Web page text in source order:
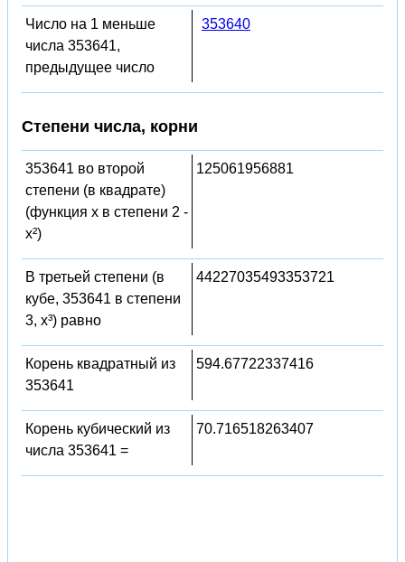
Число на 1 меньше
числа 353641,
предыдущее число
353640
Степени числа, корни
353641 во второй
степени (в квадрате)
(функция x в степени 2 -
x²)
125061956881
В третьей степени (в
кубе, 353641 в степени
3, x³) равно
44227035493353721
Корень квадратный из
353641
594.67722337416
Корень кубический из
числа 353641 =
70.716518263407